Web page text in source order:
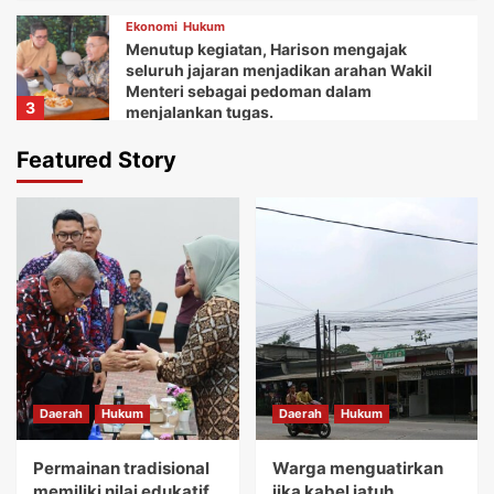
3
Ekonomi Hukum
Menutup kegiatan, Harison mengajak
seluruh jajaran menjadikan arahan Wakil
Menteri sebagai pedoman dalam
menjalankan tugas.
Daerah
Ketua Balai Adat Keariaan Tangerang Rd.
dukungan dan bantuan Bupati Tangerang
dan seluruh jajarannya.
5
Daerah Ekonomi
Kemudian Anna menuturkan acara Gebyar
festival Kuliner UMKM memberikan wadah
bagi koperasi dan pelaku usaha mikro.
Daerah Hukum
Permainan tradisional memiliki nilai
Featured Story
Daerah Hukum
Permainan tradisional
Daerah Hukum
Warga menguatirkan